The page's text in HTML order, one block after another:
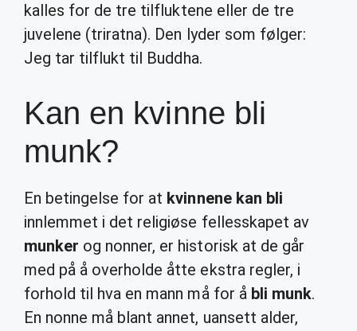
kalles for de tre tilfluktene eller de tre
juvelene (triratna). Den lyder som følger:
Jeg tar tilflukt til Buddha.
Kan en kvinne bli
munk?
En betingelse for at kvinnene kan bli
innlemmet i det religiøse fellesskapet av
munker og nonner, er historisk at de går
med på å overholde åtte ekstra regler, i
forhold til hva en mann må for å bli munk.
En nonne må blant annet, uansett alder,